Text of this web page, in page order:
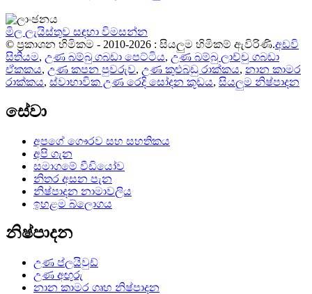
මිල ලැයිස්තුව සඳහා විමසන්න
© ප්‍රකාශන හිමිකම - 2010-2026 : සියලුම හිමිකම් ඇවිරිණි.අඩවි
සිතියම, උණ බම්බු ගබඩා පෙට්ටිය, උණ බම්බු ලාච්චු ගබඩා
ඒකකය, උණ කපන පුවරුව, උණ කුළුබඩු රාක්කය, නාන කාමර
රාක්කය, ස්වාභාවික උණ රෙදි සෝදන කූඩය, සියලුම නිෂ්පාදන
සේවා
අපගේ ගෞරව සහ සහතිකය
අපි ගැන
සමාගමේ වීඩියෝව
නිතර අසන පැන
නිෂ්පාදන නාමාවලිය
ඉහළම බ්ලොගය
නිෂ්පාදන
උණ ප්ලයිවුඩ්
උණ අඟුරු
නාන කාමර ගෘහ නිෂ්පාදන